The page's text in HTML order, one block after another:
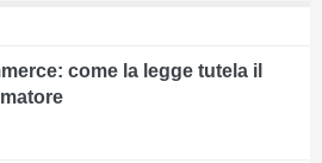
come la legge tutela il